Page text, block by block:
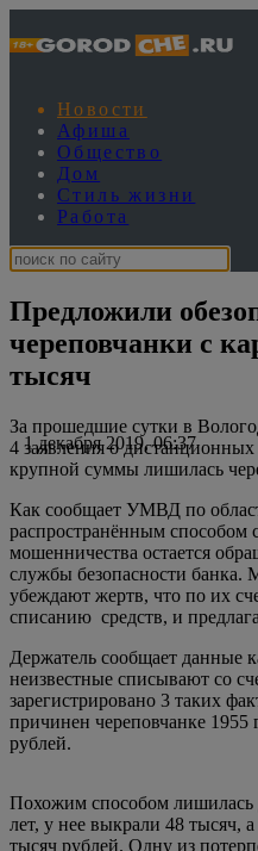
Новости
Афиша
Общество
Дом
Стиль жизни
Работа
Предложили
череповчанки с
тысяч
1 декабря 2019, 06:37
За прошедшие сутки в
4 заявления о
крупной суммы лишилась
Как сообщает УМВД по
распространённым способом
мошенничества остается
службы безопасности
убеждают жертв, что по их
списанию средств, и
Держатель сообщает данные
неизвестные списывают со
зарегистрировано 3 таких
причинен череповчанке 1955
рублей.
Похожим способом лишилась
лет, у нее выкрали 48 тысяч,
тысяч рублей. Одну из